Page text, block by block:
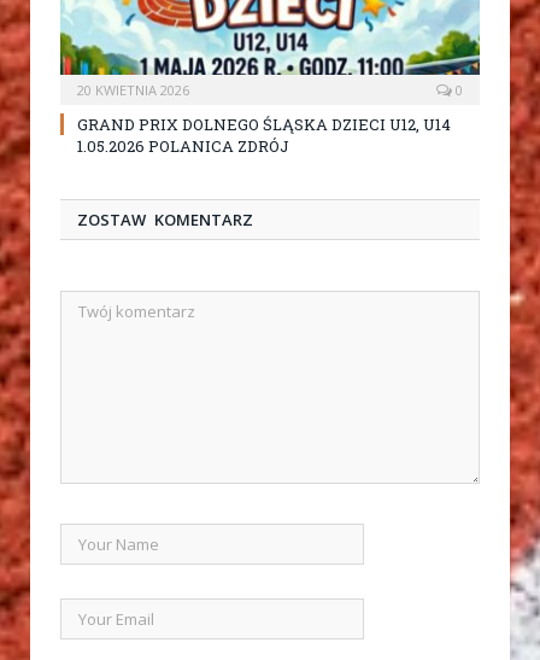
20 KWIETNIA 2026 0
GRAND PRIX DOLNEGO ŚLĄSKA DZIECI U12, U14
1.05.2026 POLANICA ZDRÓJ
ZOSTAW KOMENTARZ